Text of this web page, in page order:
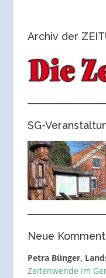
Archiv der
SG-
Neue
Petra Bünger,
Zeitenwende im